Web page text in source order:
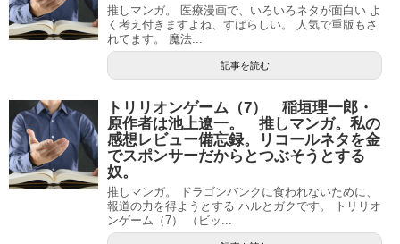
推しマンガ。 医療漫画で、いろいろネタが面白い よ
く考え付きますよね、すばらしい。 人気で重版もさ
れてます。 魔法...
記事を読む
トリリオンゲーム（7） 稲垣理一郎・
原作者は池上遼一。 推しマンガ。私の
感想レビュー備忘録。リコールネタを金
でスポンサーだからとつぶそうとする
奴。
推しマンガ。 ドラゴンバンクに食われないために、
報道の力を得ようとする ハルとガクです。 トリリオ
ンゲーム（7） （ビッ...